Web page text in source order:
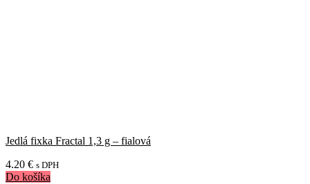
Jedlá fixka Fractal 1,3 g – fialová
4.20 € s DPH
Do košíka